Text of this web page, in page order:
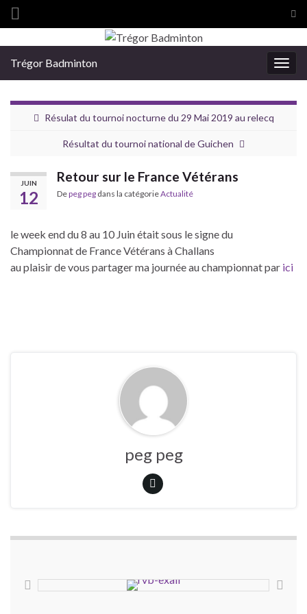
Search for:
Trégor Badminton
Résulat du tournoi nocturne du 29 Mai 2019 au relecq
Résultat du tournoi national de Guichen
JUIN
12
Retour sur le France Vétérans
Depeg peg dans la catégorieActualité
le week end du 8 au 10 Juin était sous le signe du
Championnat de France Vétérans à Challans
au plaisir de vous partager ma journée au championnat par ici
peg peg